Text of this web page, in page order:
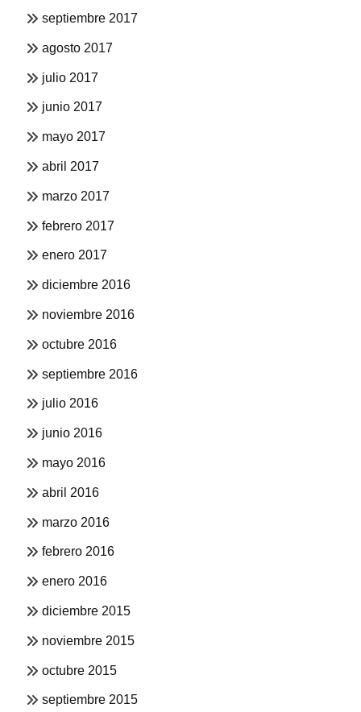
septiembre 2017
agosto 2017
julio 2017
junio 2017
mayo 2017
abril 2017
marzo 2017
febrero 2017
enero 2017
diciembre 2016
noviembre 2016
octubre 2016
septiembre 2016
julio 2016
junio 2016
mayo 2016
abril 2016
marzo 2016
febrero 2016
enero 2016
diciembre 2015
noviembre 2015
octubre 2015
septiembre 2015